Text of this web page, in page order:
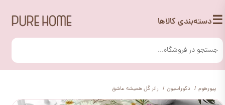
☰دسته‌بندی کالاها
پیورهوم دکوراسیون رانر گل همیشه عاشق